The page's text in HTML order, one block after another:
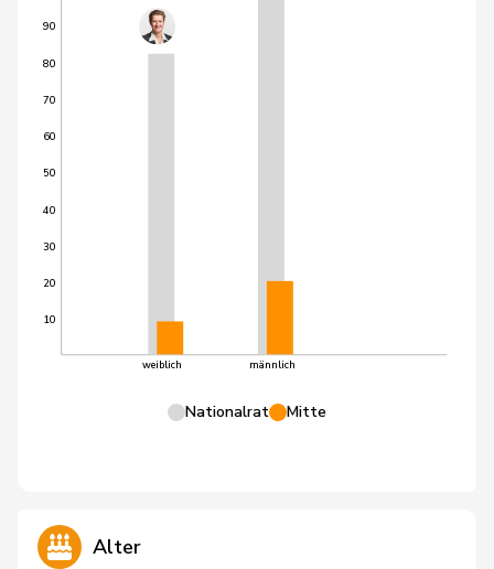
10
20
30
40
50
60
70
80
90
weiblich männlich
Nationalrat Mitte
Alter